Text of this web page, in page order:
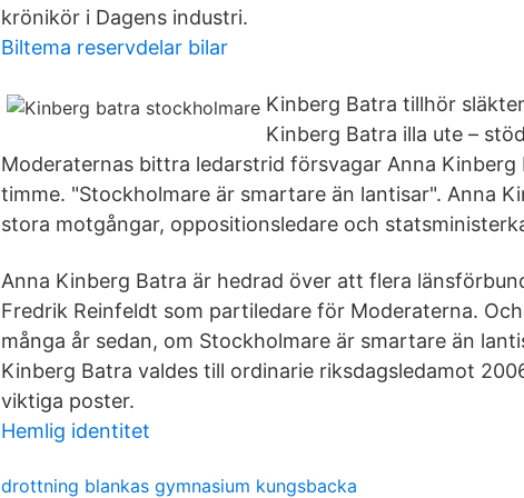
krönikör i Dagens industri.
Biltema reservdelar bilar
Kinberg Batra tillhör
Kinberg Batra illa ute –
Moderaternas bittra ledarstrid försvagar Anna
timme. "Stockholmare är smartare än lantisar". Anna
stora motgångar, oppositionsledare och
Anna Kinberg Batra är hedrad över att flera
Fredrik Reinfeldt som partiledare för Moderaterna.
många år sedan, om Stockholmare är smartare än
Kinberg Batra valdes till ordinarie riksdagsledamot
viktiga poster.
Hemlig identitet
drottning blankas gymnasium kungsbacka